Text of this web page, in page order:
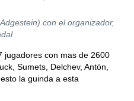
con el organizador,
jugadores con mas de 2600
Sumets, Delchev, Antón,
la guinda a esta